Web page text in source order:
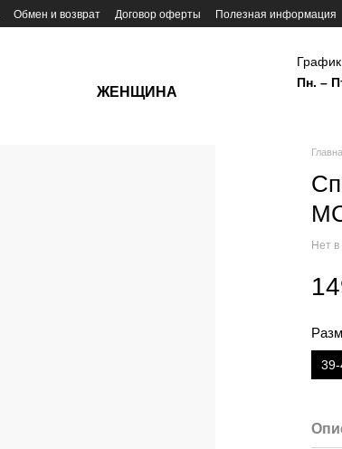
Обмен и возврат Договор оферты Полезная информация
ЖЕНЩИНА
Пн. –
Нет